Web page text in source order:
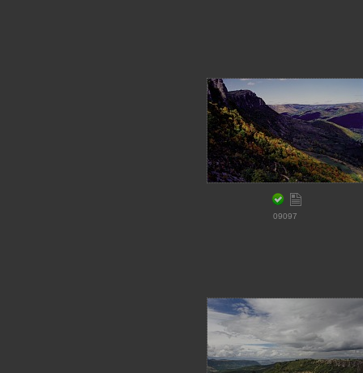
09097